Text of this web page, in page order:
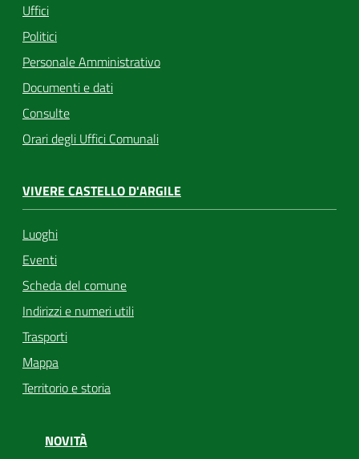
Uffici
Politici
Personale Amministrativo
Documenti e dati
Consulte
Orari degli Uffici Comunali
VIVERE CASTELLO D'ARGILE
Luoghi
Eventi
Scheda del comune
Indirizzi e numeri utili
Trasporti
Mappa
Territorio e storia
NOVITÀ